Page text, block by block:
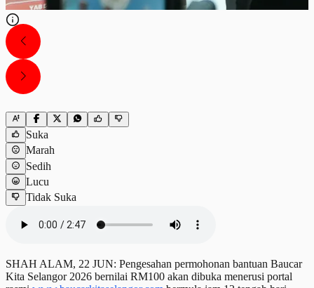
Suka
Marah
Sedih
Lucu
Tidak Suka
SHAH ALAM, 22 JUN: Pengesahan permohonan bantuan Baucar
Kita Selangor 2026 bernilai RM100 akan dibuka menerusi portal